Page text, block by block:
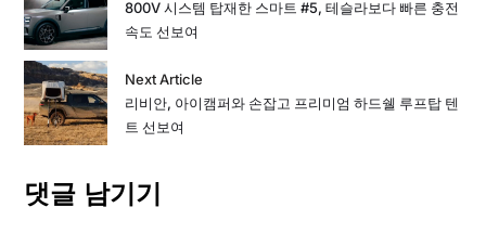
800V 시스템 탑재한 스마트 #5, 테슬라보다 빠른 충전
속도 선보여
Next Article
리비안, 아이캠퍼와 손잡고 프리미엄 하드쉘 루프탑 텐
트 선보여
댓글 남기기